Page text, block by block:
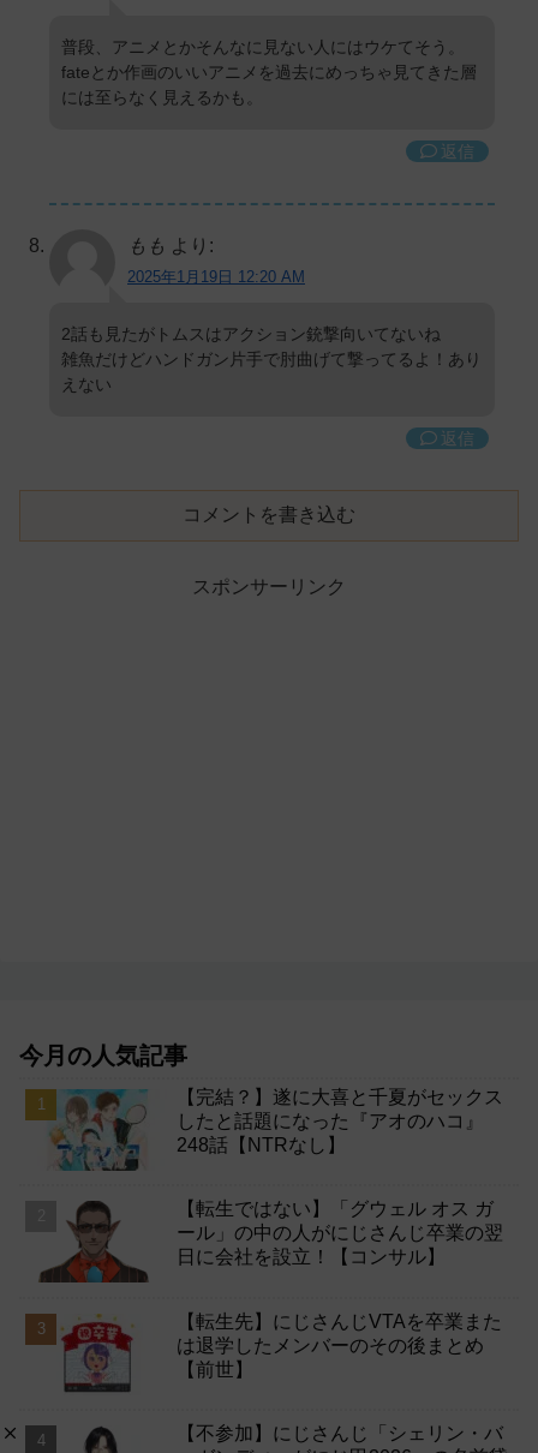
普段、アニメとかそんなに見ない人にはウケてそう。
fateとか作画のいいアニメを過去にめっちゃ見てきた層
には至らなく見えるかも。
返信
もも より:
2025年1月19日 12:20 AM
2話も見たがトムスはアクション銃撃向いてないね
雑魚だけどハンドガン片手で肘曲げて撃ってるよ！あり
えない
返信
コメントを書き込む
スポンサーリンク
今月の人気記事
【完結？】遂に大喜と千夏がセックス
したと話題になった『アオのハコ』
248話【NTRなし】
【転生ではない】「グウェル オス ガ
ール」の中の人がにじさんじ卒業の翌
日に会社を設立！【コンサル】
【転生先】にじさんじVTAを卒業また
は退学したメンバーのその後まとめ
【前世】
【不参加】にじさんじ「シェリン・バ